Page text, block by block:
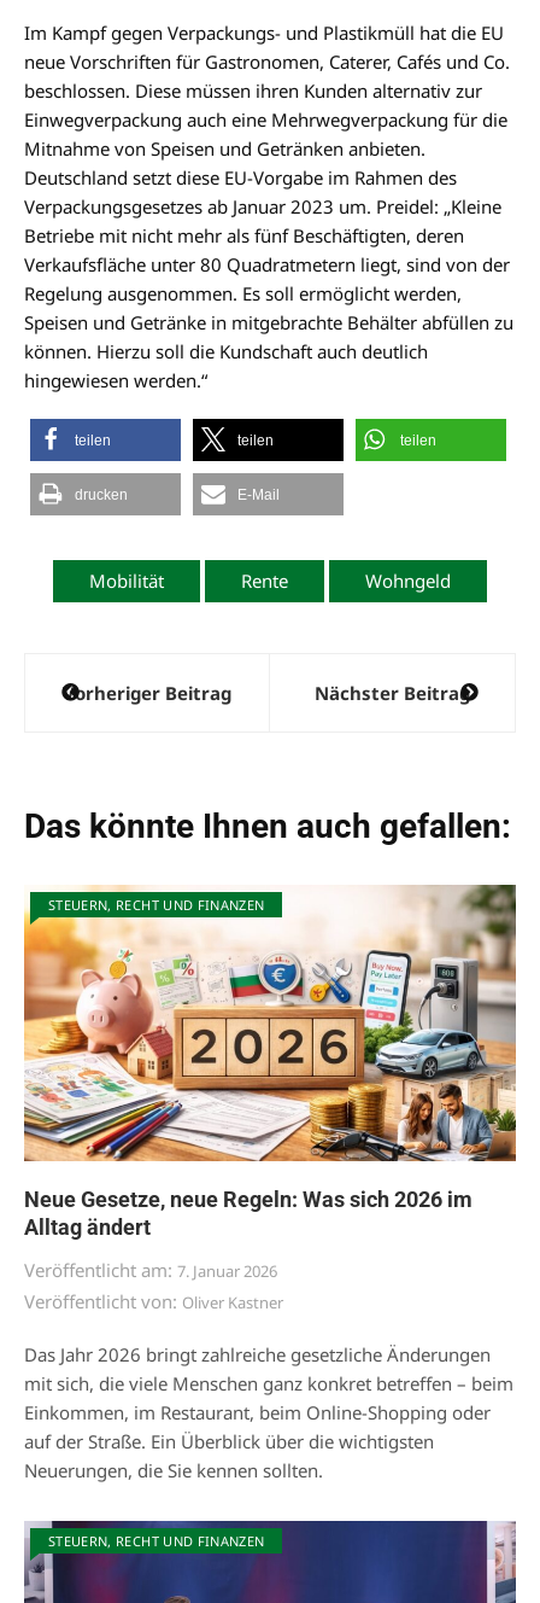
Im Kampf gegen Verpackungs- und Plastikmüll hat die EU
neue Vorschriften für Gastronomen, Caterer, Cafés und Co.
beschlossen. Diese müssen ihren Kunden alternativ zur
Einwegverpackung auch eine Mehrwegverpackung für die
Mitnahme von Speisen und Getränken anbieten.
Deutschland setzt diese EU-Vorgabe im Rahmen des
Verpackungsgesetzes ab Januar 2023 um. Preidel: „Kleine
Betriebe mit nicht mehr als fünf Beschäftigten, deren
Verkaufsfläche unter 80 Quadratmetern liegt, sind von der
Regelung ausgenommen. Es soll ermöglicht werden,
Speisen und Getränke in mitgebrachte Behälter abfüllen zu
können. Hierzu soll die Kundschaft auch deutlich
hingewiesen werden.“
teilen teilen teilen
drucken E-Mail
Mobilität Rente Wohngeld
Beitragsnavigation
Vorheriger Beitrag Nächster Beitrag
Das könnte Ihnen auch gefallen:
STEUERN, RECHT UND FINANZEN
Neue Gesetze, neue Regeln: Was sich 2026 im
Alltag ändert
Veröffentlicht am: 7. Januar 2026
Veröffentlicht von: Oliver Kastner
Das Jahr 2026 bringt zahlreiche gesetzliche Änderungen
mit sich, die viele Menschen ganz konkret betreffen – beim
Einkommen, im Restaurant, beim Online-Shopping oder
auf der Straße. Ein Überblick über die wichtigsten
Neuerungen, die Sie kennen sollten.
STEUERN, RECHT UND FINANZEN